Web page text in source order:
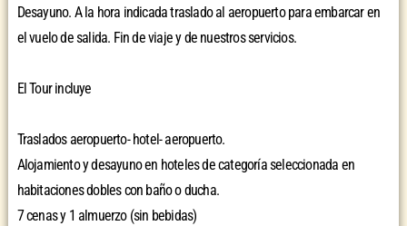
Desayuno. A la hora indicada traslado al aeropuerto para embarcar en
el vuelo de salida. Fin de viaje y de nuestros servicios.
El Tour incluye
Traslados aeropuerto- hotel- aeropuerto.
Alojamiento y desayuno en hoteles de categoría seleccionada en
habitaciones dobles con baño o ducha.
7 cenas y 1 almuerzo (sin bebidas)